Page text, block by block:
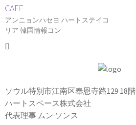
CAFE
アンニョンハセヨ ハートステイコ
リア 韓国情報コン
ソウル特別市江南区奉恩寺路129 18階
ハートスペース株式会社
代表理事 ムン·ソンス